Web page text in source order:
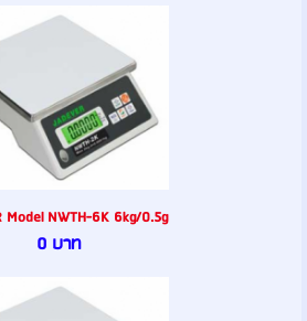
Model NWTH-6K 6kg/0.5g
0 บาท